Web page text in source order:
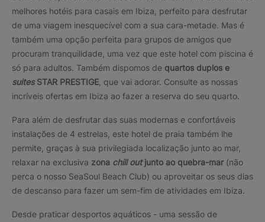
melhores hotéis para casais em Ibiza, perfeito para desfrutar
de uma viagem inesquecível com a sua cara-metade. Mas é
também uma opção perfeita para grupos de amigos que
procuram tranquilidade, uma vez que este hotel com piscina é
só para adultos. Também dispomos de quartos duplos e
suitesSTAR PRESTIGE , que vai adorar. Consulte as nossas
incríveis ofertas em Ibiza ao fazer a reserva do seu quarto.
Para além de desfrutar das suas modernas e confortáveis
instalações de 4 estrelas, este hotel de praia também lhe
permite, graças à sua privilegiada localização junto ao mar,
relaxar na exclusiva zona chill outjunto ao quebra-mar (não
perca o nosso SeaSoul Beach Club) ou aproveitar os seus dias
de descanso para fazer um sem-fim de atividades em Ibiza.
Desde praticar desportos aquáticos - uma sessão de